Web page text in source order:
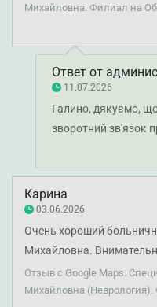
результатів
Повний комплекс
та звернення до інших
слова. Проте її
тижнів нормального
Михайловна. Филиал на
Ответ от
11.07.2026
Галино, дякуємо,
зворотний зв'язок
що у вас склалися
відгук переданий
обов’язково
Бажаємо вам
Карина
03.06.2026
Очень хороший
Михайловна.
профессиональная.
очень благодарна.
Отзыв с Google Maps.
Михайловна